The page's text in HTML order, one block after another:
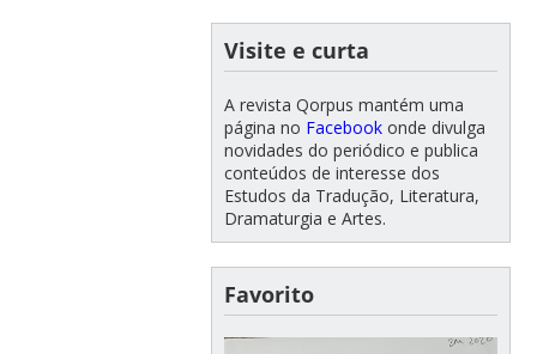
Visite e curta
A revista Qorpus mantém uma
página no Facebookonde divulga
novidades do periódico e publica
conteúdos de interesse dos
Estudos da Tradução, Literatura,
Dramaturgia e Artes.
Favorito